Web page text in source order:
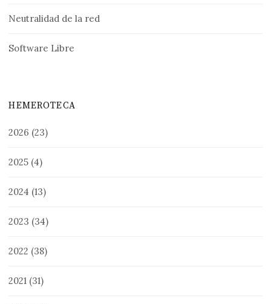
Neutralidad de la red
Software Libre
HEMEROTECA
2026 (23)
2025 (4)
2024 (13)
2023 (34)
2022 (38)
2021 (31)